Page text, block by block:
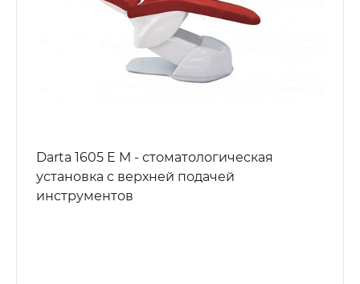
Darta 1605 E M - стоматологическая
установка с верхней подачей
инструментов